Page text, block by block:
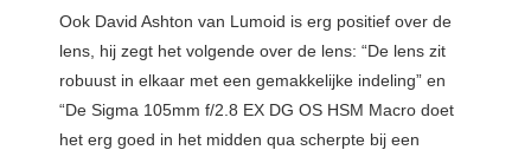
Ook David Ashton van Lumoid is erg positief over de
lens, hij zegt het volgende over de lens: “De lens zit
robuust in elkaar met een gemakkelijke indeling” en
“De Sigma 105mm f/2.8 EX DG OS HSM Macro doet
het erg goed in het midden qua scherpte bij een